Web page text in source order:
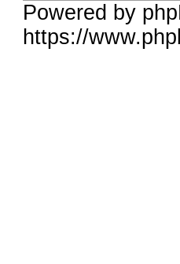
Powered by
https://